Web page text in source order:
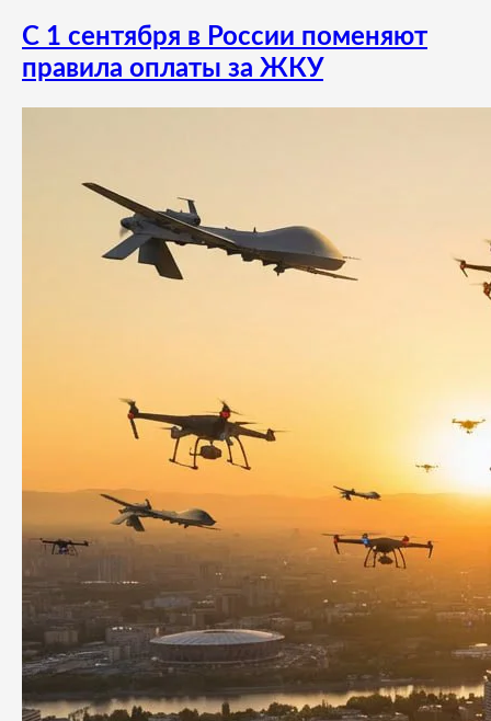
С 1 сентября в России поменяют
правила оплаты за ЖКУ